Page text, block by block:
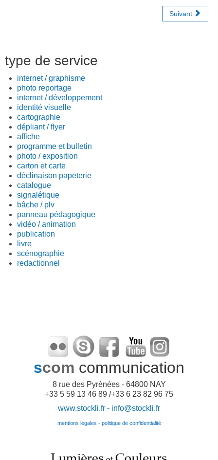
Suivant
type de service
internet / graphisme
photo reportage
internet / développement
identité visuelle
cartographie
dépliant / flyer
affiche
programme et bulletin
photo / exposition
carton et carte
déclinaison papeterie
catalogue
signalétique
bâche / plv
panneau pédagogique
vidéo / animation
publication
livre
scénographie
redactionnel
scom communication
8 rue des Pyrénées - 64800 NAY
+33 5 59 13 46 89 /+33 6 23 82 96 75
www.stockli.fr - info@stockli.fr
mentions légales - politique de confidentialité